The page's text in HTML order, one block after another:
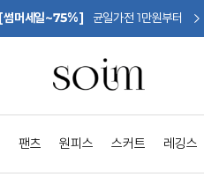
[썸머세일~75%] 균일가전 1만원부터
팬츠 원피스 스커트 레깅스